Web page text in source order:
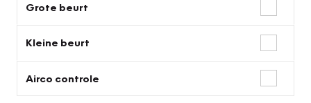
Grote beurt
Kleine beurt
Airco controle